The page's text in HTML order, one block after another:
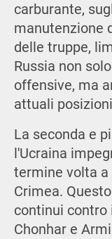
carburante,
manutenzione
delle truppe,
Russia non
offensive, ma
attuali
La seconda e
l'Ucraina
termine volta
Crimea.
continui
Chonhar e